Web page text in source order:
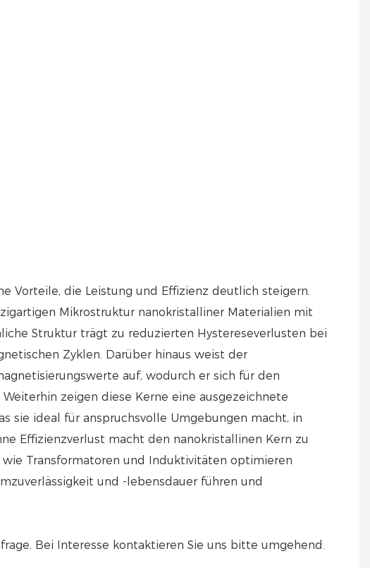
Vorteile, die Leistung und Effizienz deutlich steigern.
Mikrostruktur nanokristalliner Materialien mit
Struktur trägt zu reduzierten Hystereseverlusten bei
Zyklen. Darüber hinaus weist der
auf, wodurch er sich für den
zeigen diese Kerne eine ausgezeichnete
sie ideal für anspruchsvolle Umgebungen macht, in
Effizienzverlust macht den nanokristallinen Kern zu
Transformatoren und Induktivitäten optimieren
und -lebensdauer führen und
Bei Interesse kontaktieren Sie uns bitte umgehend.